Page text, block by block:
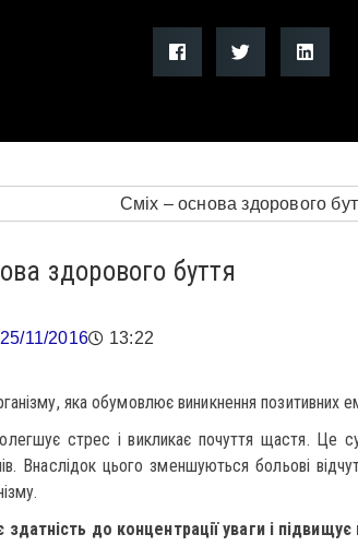
здорового буття
25/11/2016 13:22
яка обумовлює виникнення позитивних
стрес і викликає почуття щастя. Це
Внаслідок цього зменшуються больові
до концентрації уваги і